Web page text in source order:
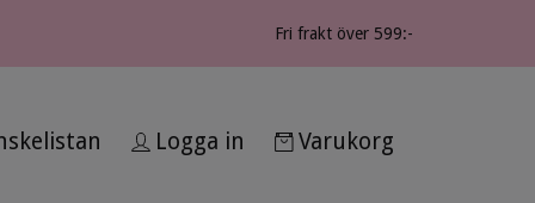
Fri frakt över 599:-
Logga in Varukorg